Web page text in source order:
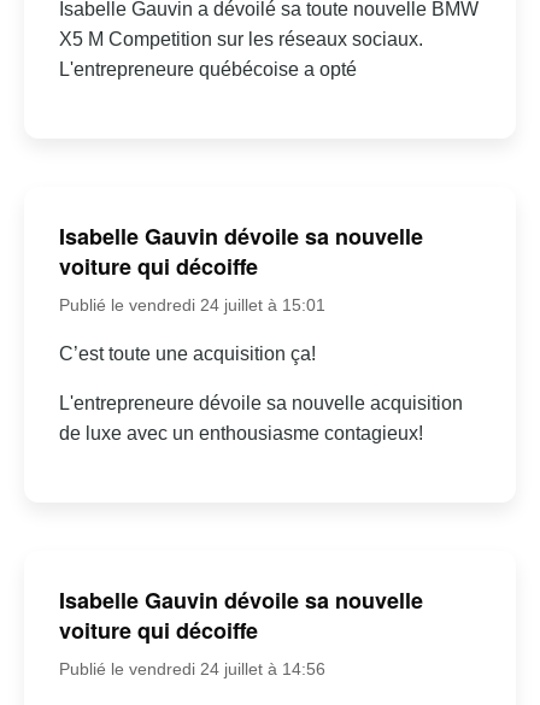
Isabelle Gauvin a dévoilé sa toute nouvelle BMW
X5 M Competition sur les réseaux sociaux.
L'entrepreneure québécoise a opté
Isabelle Gauvin dévoile sa nouvelle
voiture qui décoiffe
Publié le vendredi 24 juillet à 15:01
C’est toute une acquisition ça!
L'entrepreneure dévoile sa nouvelle acquisition
de luxe avec un enthousiasme contagieux!
Isabelle Gauvin dévoile sa nouvelle
voiture qui décoiffe
Publié le vendredi 24 juillet à 14:56